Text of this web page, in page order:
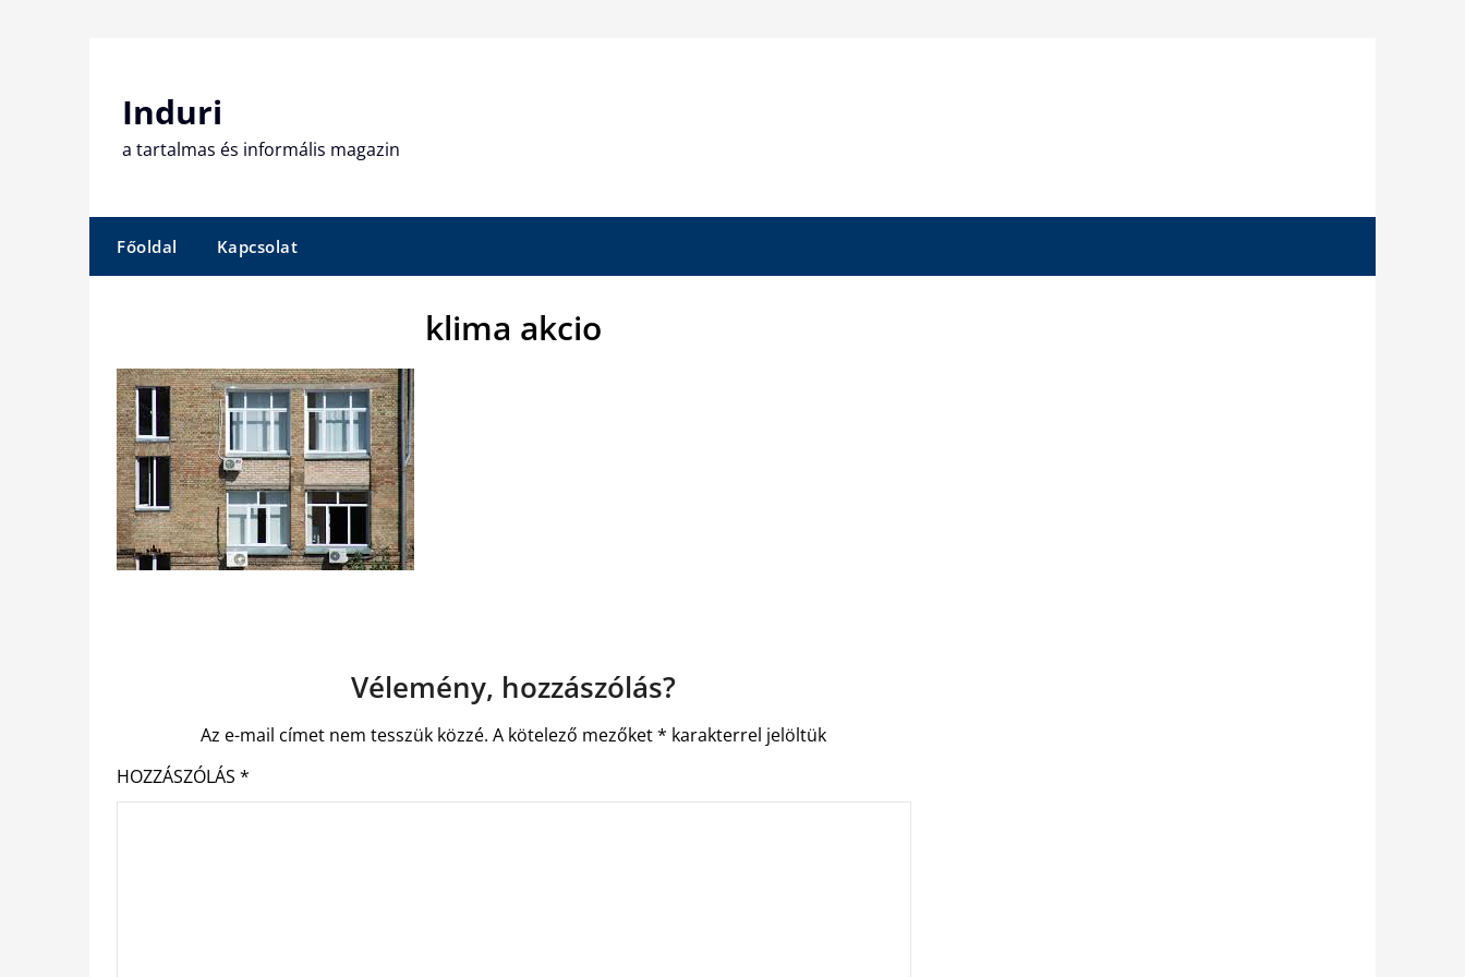
Induri
a tartalmas és informális magazin
Főoldal Kapcsolat
klima akcio
Vélemény, hozzászólás?
Az e-mail címet nem tesszük közzé. A kötelező mezőket* karakterrel jelöltük
HOZZÁSZÓLÁS *